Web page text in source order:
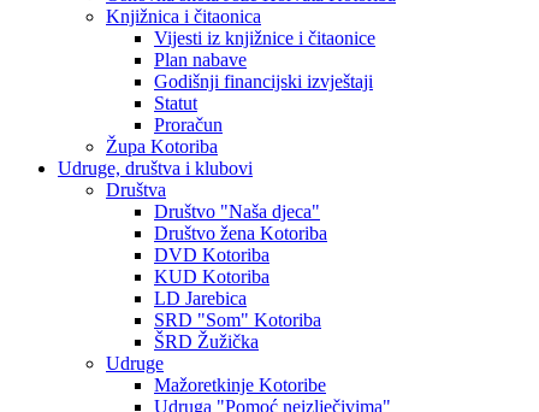
Knjižnica i čitaonica
Vijesti iz knjižnice i čitaonice
Plan nabave
Godišnji financijski izvještaji
Statut
Proračun
Župa Kotoriba
Udruge, društva i klubovi
Društva
Društvo "Naša djeca"
Društvo žena Kotoriba
DVD Kotoriba
KUD Kotoriba
LD Jarebica
SRD "Som" Kotoriba
ŠRD Žužička
Udruge
Mažoretkinje Kotoribe
Udruga "Pomoć neizlječivima"